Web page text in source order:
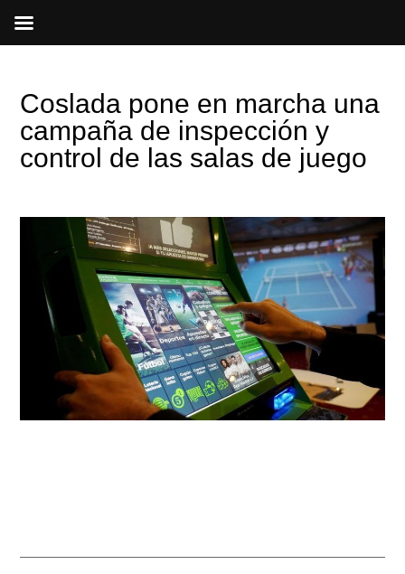
Coslada pone en marcha una
campaña de inspección y
control de las salas de juego